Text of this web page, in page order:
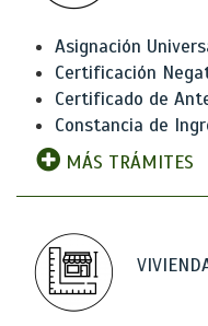
Asignación
Certificación
Certificado de
Constancia de
MÁS TRÁMITES